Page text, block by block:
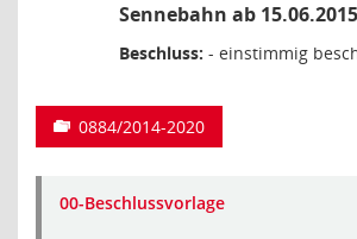
Sennebahn ab 15.06.2015
Beschluss: - einstimmig
0884/2014-2020
00-Beschlussvorlage